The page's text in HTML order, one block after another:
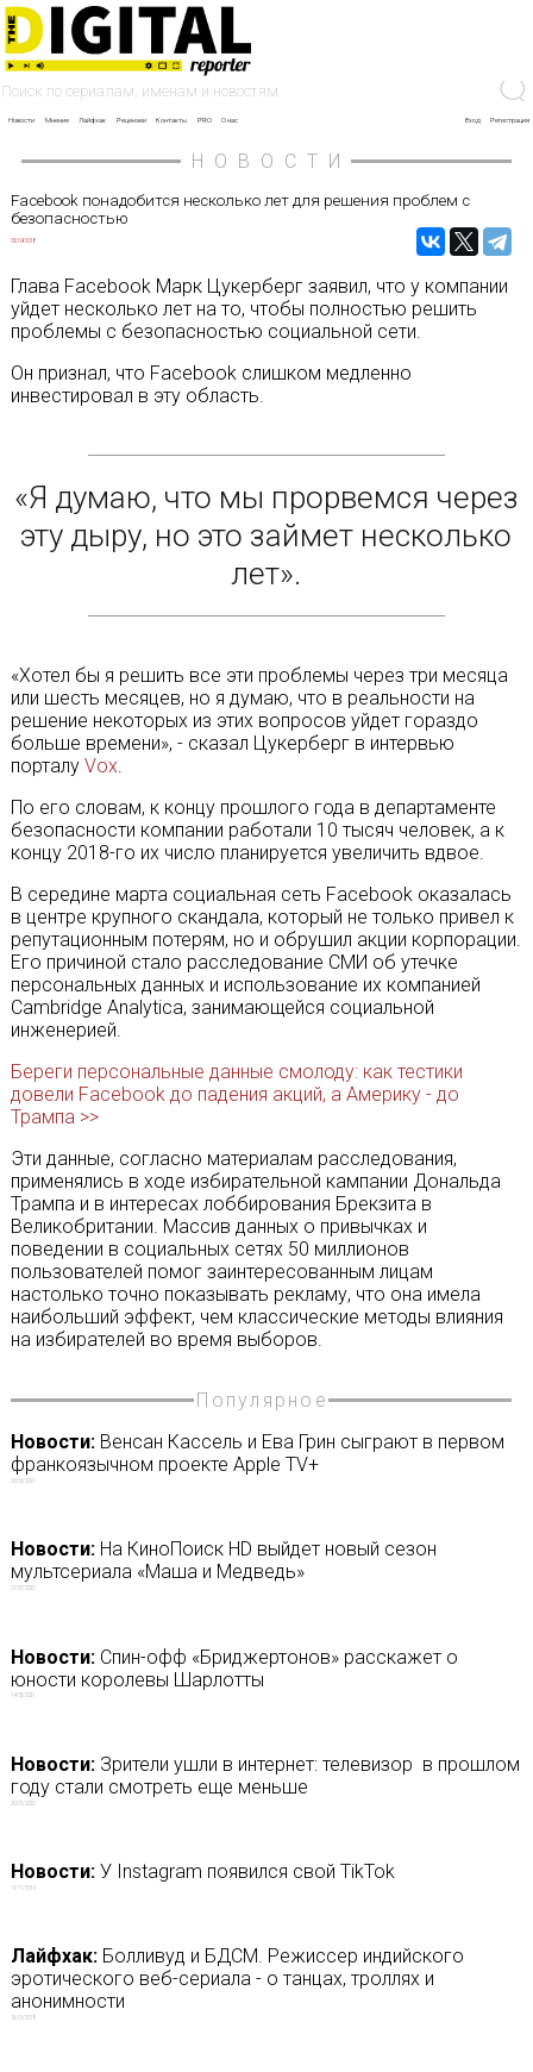
Новости Мнение Лайфхак Рецензии Контакты PRO О нас Вход Регистрация
НОВОСТИ
Facebook понадобится несколько лет для решения проблем с
безопасностью
03/04/2018
Глава Facebook Марк Цукерберг заявил, что у компании
уйдет несколько лет на то, чтобы полностью решить
проблемы с безопасностью социальной сети.
Он признал, что Facebook слишком медленно
инвестировал в эту область.
«Я думаю, что мы прорвемся через
эту дыру, но это займет несколько
лет».
«Хотел бы я решить все эти проблемы через три месяца
или шесть месяцев, но я думаю, что в реальности на
решение некоторых из этих вопросов уйдет гораздо
больше времени», - сказал Цукерберг в интервью
порталу Vox.
По его словам, к концу прошлого года в департаменте
безопасности компании работали 10 тысяч человек, а к
концу 2018-го их число планируется увеличить вдвое.
В середине марта социальная сеть Facebook оказалась
в центре крупного скандала, который не только привел к
репутационным потерям, но и обрушил акции корпорации.
Его причиной стало расследование СМИ об утечке
персональных данных и использование их компанией
Cambridge Analytica, занимающейся социальной
инженерией.
Береги персональные данные смолоду: как тестики
довели Facebook до падения акций, а Америку - до
Трампa >>
Эти данные, согласно материалам расследования,
применялись в ходе избирательной кампании Дональда
Трампа и в интересах лоббирования Брекзита в
Великобритании. Массив данных о привычках и
поведении в социальных сетях 50 миллионов
пользователей помог заинтересованным лицам
настолько точно показывать рекламу, что она имела
наибольший эффект, чем классические методы влияния
на избирателей во время выборов.
Популярное
Новости:Венсан Кассель и Ева Грин сыграют в первом
франкоязычном проекте Apple TV+
26/06/2021
Новости:На КиноПоиск HD выйдет новый сезон
мультсериала «Маша и Медведь»
21/07/2020
Новости:Спин-офф «Бриджертонов» расскажет о
юности королевы Шарлотты
14/05/2021
Новости:Зрители ушли в интернет: телевизор в прошлом
году стали смотреть еще меньше
30/01/2020
Новости:У Instagram появился свой TikTok
13/11/2019
Лайфхак:Болливуд и БДСМ. Режиссер индийского
эротического веб-сериала - о танцах, троллях и
анонимности
15/01/2018